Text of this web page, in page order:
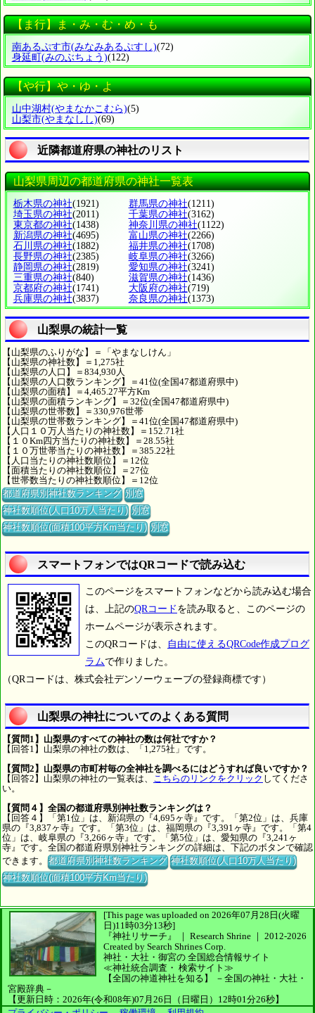
【ま行】ま・み・む・め・も
南あるぷす市(みなみあるぷすし)(72)
身延町 (みのぶちょう)(122)
【や行】や・ゆ・よ
山中湖村(やまなかこむら)(5)
山梨市(やまなしし)(69)
近隣都道府県の神社のリスト
山梨県周辺の都道府県の神社一覧表
栃木県の神社(1921) 群馬県の神社(1211)
埼玉県の神社(2011) 千葉県の神社(3162)
東京都の神社(1438) 神奈川県の神社(1122)
新潟県の神社(4695) 富山県の神社(2266)
石川県の神社(1882) 福井県の神社(1708)
長野県の神社(2385) 岐阜県の神社(3266)
静岡県の神社(2819) 愛知県の神社(3241)
三重県の神社(840) 滋賀県の神社(1436)
京都府の神社(1741) 大阪府の神社(719)
兵庫県の神社(3837) 奈良県の神社(1373)
山梨県の統計一覧
【山梨県のふりがな】＝「やまなしけん」
【山梨県の神社数】＝1,275社
【山梨県の人口】＝834,930人
【山梨県の人口数ランキング】＝41位(全国47都道府県中)
【山梨県の面積】＝4,465.27平方Km
【山梨県の面積ランキング】＝32位(全国47都道府県中)
【山梨県の世帯数】＝330,976世帯
【山梨県の世帯数ランキング】＝41位(全国47都道府県中)
【人口１０万人当たりの神社数】＝152.71社
【１０Km四方当たりの神社数】＝28.55社
【１０万世帯当たりの神社数】＝385.22社
【人口当たりの神社数順位】＝12位
【面積当たりの神社数順位】＝27位
【世帯数当たりの神社数順位】＝12位
都道府県別神社数ランキング 別窓
神社数順位(人口10万人当たり) 別窓
神社数順位(面積100平方Km当たり) 別窓
スマートフォンではQRコードで読み込む
このページをスマートフォンなどから読み込む場合
は、上記のQRコード を読み取ると、このページの
ホームページが表示されます。
このQRコードは、
自由に使えるQRCode作成プログ
ラムで作りました。
（QRコードは、株式会社デンソーウェーブの登録商標です）
山梨県の神社についてのよくある質問
【質問1】山梨県のすべての神社の数は何社ですか？
【回答1】山梨県の神社の数は、「1,275社」です。
【質問2】山梨県の市町村毎の全神社を調べるにはどうすれば良いですか？
【回答2】山梨県の神社の一覧表は、
こちらのリンクをクリック してくださ
い。
【質問４】全国の都道府県別神社数ランキングは？
【回答４】「第1位」は、新潟県の『4,695ヶ寺』です。「第2位」は、兵庫
県の『3,837ヶ寺』です。「第3位」は、福岡県の『3,391ヶ寺』です。「第4
位」は、岐阜県の『3,266ヶ寺』です。「第5位」は、愛知県の『3,241ヶ
寺』です。全国の都道府県別神社ランキングの詳細は、下記のボタンで確認
できます。都道府県別神社数ランキング 神社数順位(人口10万人当たり)
神社数順位(面積100平方Km当たり)
[This page was uploaded on 2026年07月28日(火曜
日)11時03分13秒]
『神社リサーチ』 ｜ Research Shrine ｜ 2012-2026
Created by Search Shrines Corp.
神社・大社・御宮の 全国総合情報サイト
≪神社統合調査・ 検索サイト≫
【全国の神道神社を知る】
－全国の神社・大社・
宮殿辞典－
【更新日時：2026年(令和08年)07月26日（日曜日）12時01分26秒】